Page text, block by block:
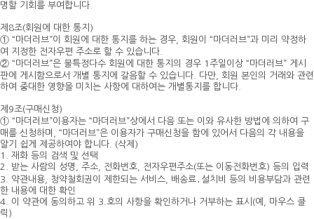
명할 기회를 부여합니다.
제8조(회원에 대한 통지)
① “마더러브”이 회원에 대한 통지를 하는 경우, 회원이 “마더러브”과 미리 약정하
여 지정한 전자우편 주소로 할 수 있습니다.
② “마더러브”은 불특정다수 회원에 대한 통지의 경우 1주일이상 “마더러브” 게시
판에 게시함으로서 개별 통지에 갈음할 수 있습니다. 다만, 회원 본인의 거래와 관련
하여 중대한 영향을 미치는 사항에 대하여는 개별통지를 합니다.
제9조(구매신청)
① “마더러브”이용자는 “마더러브”상에서 다음 또는 이와 유사한 방법에 의하여 구
매를 신청하며, “마더러브”은 이용자가 구매신청을 함에 있어서 다음의 각 내용을
알기 쉽게 제공하여야 합니다. (삭제)
1. 재화 등의 검색 및 선택
2. 받는 사람의 성명, 주소, 전화번호, 전자우편주소(또는 이동전화번호) 등의 입력
3. 약관내용, 청약철회권이 제한되는 서비스, 배송료․설치비 등의 비용부담과 관련
한 내용에 대한 확인
4. 이 약관에 동의하고 위 3.호의 사항을 확인하거나 거부하는 표시(예, 마우스 클
릭)